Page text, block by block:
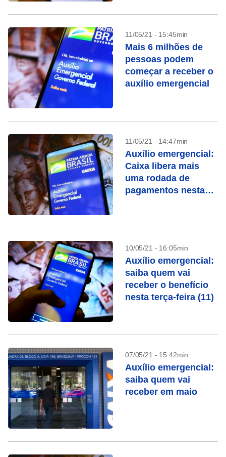
11/05/21 - 15:45min
Mais 6 milhões de
pessoas podem
começar a receber o
auxílio emergencial
11/05/21 - 14:47min
Auxílio emergencial:
Caixa libera mais
uma rodada de
pagamentos nesta
10/05/21 - 16:05min
Auxílio emergencial:
saiba quem vai
receber o benefício
nesta terça-feira (11)
07/05/21 - 15:42min
Auxílio emergencial:
saiba quem vai
receber em maio